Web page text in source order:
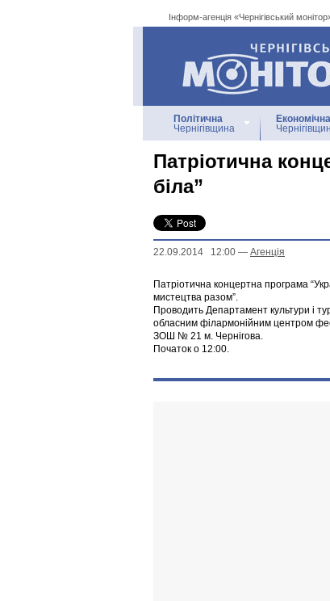
Інформ-агенція «Чернігівський
Інформ-агенція
«Чернігівський
Політична
Чернігівщина
Економічна
Патріотична
біла”
22.09.2014 12:00 — Агенцiя
Патріотична концертна програма
мистецтва разом”.
Проводить Департамент культури і
обласним філармонійним центром
ЗОШ № 21 м. Чернігова.
Початок о 12:00.